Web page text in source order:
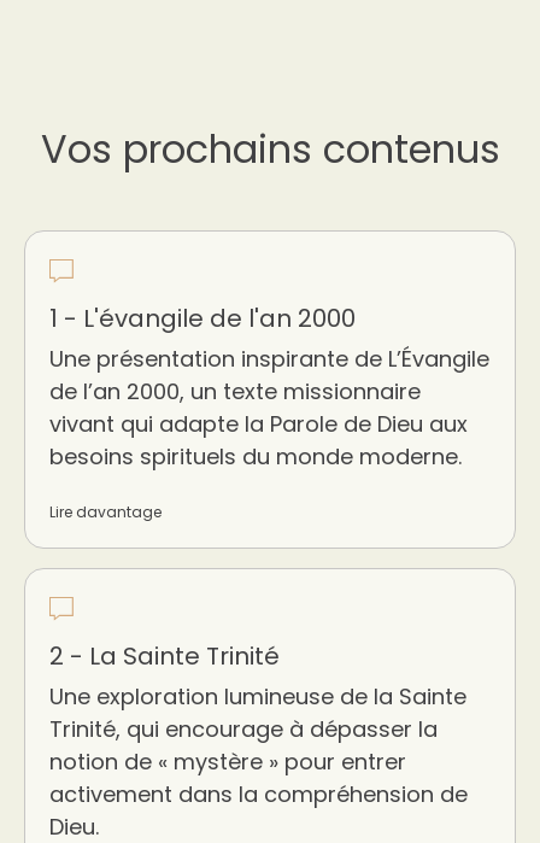
Vos prochains contenus
1 - L'évangile de l'an 2000
Une présentation inspirante de L’Évangile
de l’an 2000, un texte missionnaire
vivant qui adapte la Parole de Dieu aux
besoins spirituels du monde moderne.
Lire davantage
2 - La Sainte Trinité
Une exploration lumineuse de la Sainte
Trinité, qui encourage à dépasser la
notion de « mystère » pour entrer
activement dans la compréhension de
Dieu.